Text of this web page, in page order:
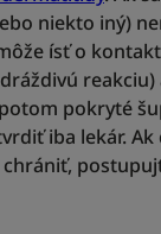
niekto iný)
ísť o
pokryté
iba lekár. Ak